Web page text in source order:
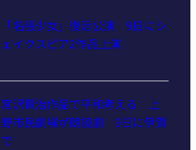
「名張少女」復活公演 9日にシ
ェイクスピア2作品上演
宮沢賢治作品で平和考える 上
野市民劇場が朗読劇 9日に伊賀
で